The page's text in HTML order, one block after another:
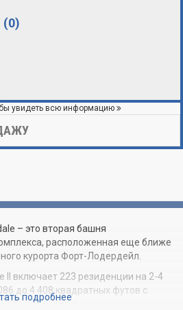
(0)
увидеть всю информацию
– это вторая башня
расположенная еще ближе
курорта Форт-Лодердейл.
II включает 223 резиденции на 2-4
до 4 408 квадратных футов с
видами на океан и
подробнее